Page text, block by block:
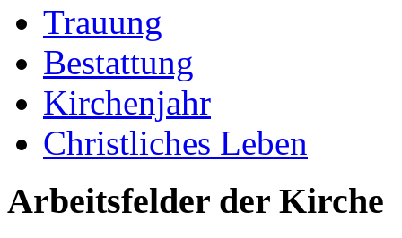
Trauung
Bestattung
Kirchenjahr
Christliches Leben
Arbeitsfelder der Kirche